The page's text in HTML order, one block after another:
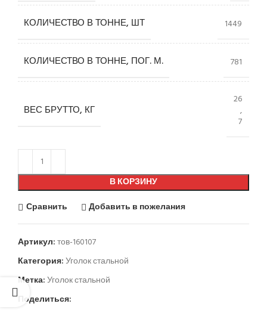
КОЛИЧЕСТВО В ТОННЕ, ШТ 1449
КОЛИЧЕСТВО В ТОННЕ, ПОГ. М. 781
ВЕС БРУТТО, КГ
26
,
7
В КОРЗИНУ
Сравнить
Добавить в пожелания
Артикул:тов-160107
Категория:Уголок стальной
Метка:Уголок стальной
Поделиться: